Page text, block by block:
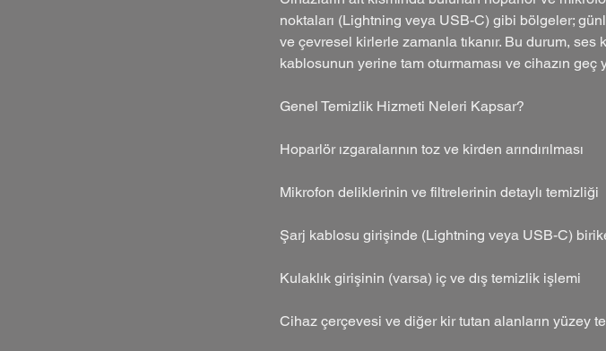
noktaları (Lightning veya USB-C) gibi bölgeler;
ve çevresel kirlerle zamanla tıkanır. Bu durum,
kablosunun yerine tam oturmaması ve cihazın
Genel Temizlik Hizmeti Neleri Kapsar?
Hoparlör ızgaralarının toz ve kirden arındırılması
Mikrofon deliklerinin ve filtrelerinin detaylı temizliği
Şarj kablosu girişinde (Lightning veya USB-C)
Kulaklık girişinin (varsa) iç ve dış temizlik işlemi
Cihaz çerçevesi ve diğer kir tutan alanların yüzey